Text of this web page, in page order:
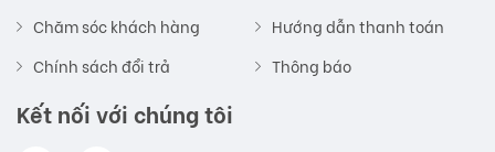
Chăm sóc khách hàng
Chính sách đổi trả
Hướng dẫn thanh toán
Thông báo
Kết nối với chúng tôi